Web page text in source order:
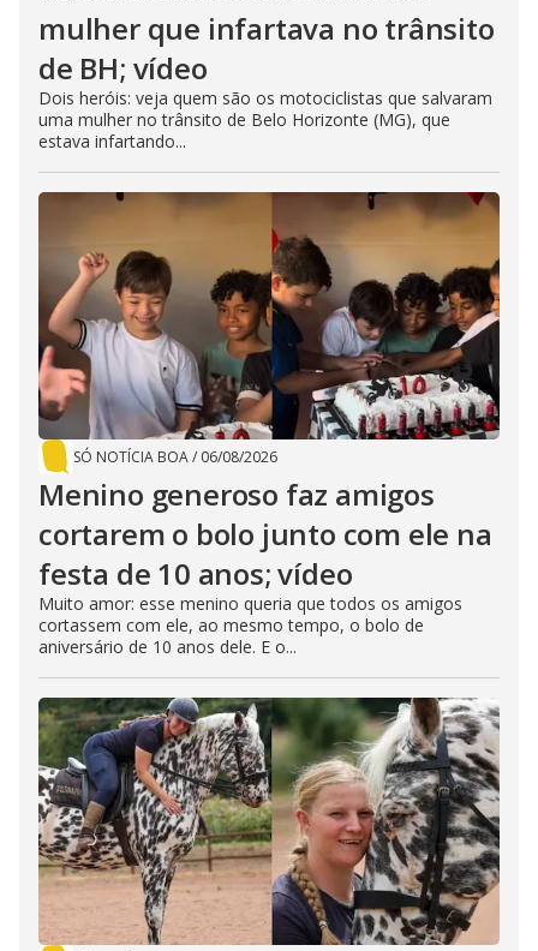
mulher que infartava no trânsito
de BH; vídeo
Dois heróis: veja quem são os motociclistas que salvaram
uma mulher no trânsito de Belo Horizonte (MG), que
estava infartando...
SÓ NOTÍCIA BOA/ 06/08/2026
Menino generoso faz amigos
cortarem o bolo junto com ele na
festa de 10 anos; vídeo
Muito amor: esse menino queria que todos os amigos
cortassem com ele, ao mesmo tempo, o bolo de
aniversário de 10 anos dele. E o...